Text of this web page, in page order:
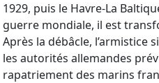
1929, puis le Havre-La
guerre mondiale, il est
Après la débâcle, l’armistice
les autorités allemandes
rapatriement des marins